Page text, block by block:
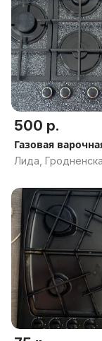
500 р.
Лида,